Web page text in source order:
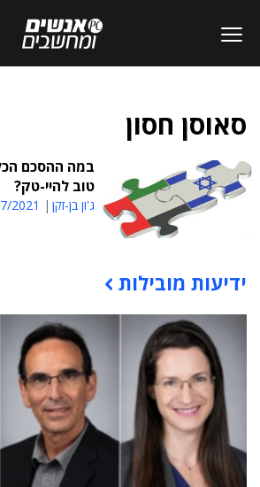
סאוסן חסון
במה ההסכם
טוב להיי-טק?
ג'ון בן-זקן 15:14
תוכן פרסומי
ידיעות מובילות